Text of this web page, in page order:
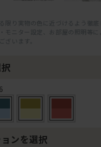
限り実物の色に近づけるよう徹
モニター設定、お部屋の照明等
ざいます。
ンを選択